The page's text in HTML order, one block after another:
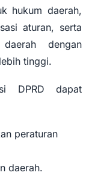
hukum daerah,
aturan, serta
dengan
tinggi.
DPRD dapat
peraturan
daerah.